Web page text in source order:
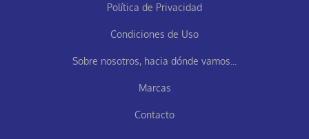
Política de Privacidad
Condiciones de Uso
Sobre nosotros, hacia dónde vamos...
Marcas
Contacto